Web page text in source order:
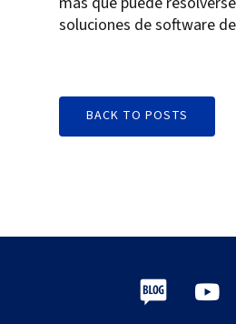
soluciones de software de
BACK TO POSTS
Blog